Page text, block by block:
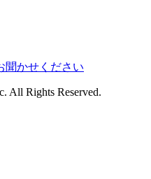
聞かせください
All Rights Reserved.